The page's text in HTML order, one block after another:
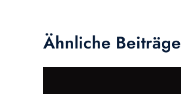
Ähnliche Beiträge